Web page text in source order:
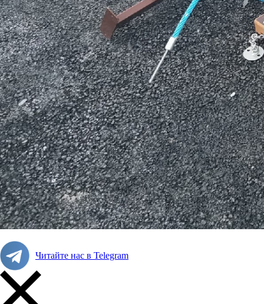
Читайте нас в Telegram